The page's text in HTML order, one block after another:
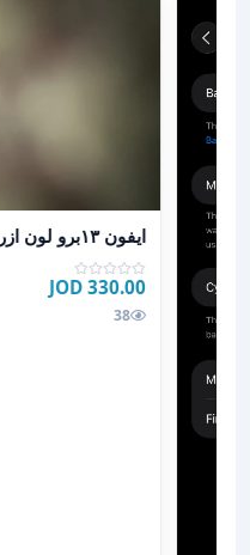
عرض تفاصيل ايفون ١٣برو لون ازرق
ايفون ١٣برو لون ازرق
330.00 JOD
38